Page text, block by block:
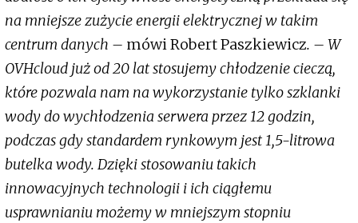
na mniejsze zużycie energii elektrycznej w takim
centrum danych – mówi Robert Paszkiewicz. – W
OVHcloud już od 20 lat stosujemy chłodzenie cieczą,
które pozwala nam na wykorzystanie tylko szklanki
wody do wychłodzenia serwera przez 12 godzin,
podczas gdy standardem rynkowym jest 1,5-litrowa
butelka wody. Dzięki stosowaniu takich
innowacyjnych technologii i ich ciągłemu
usprawnianiu możemy w mniejszym stopniu